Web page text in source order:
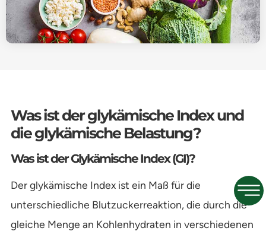
Was ist der glykämische Index und
die glykämische Belastung?
Was ist der Glykämische Index (GI)?
Der glykämische Index ist ein Maß für die
unterschiedliche Blutzuckerreaktion, die durch die
gleiche Menge an Kohlenhydraten in verschiedenen